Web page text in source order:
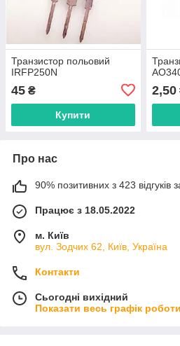
Транзистор польовий
IRFP250N
45 ₴
Купити
2,50
Про нас
90% позитивних з 423 відгуків
Працює з 18.05.2022
м. Київ
вул. Зодчих 62, Київ, Україна
Контакти
Сьогодні вихідний
Показати весь графік роботи